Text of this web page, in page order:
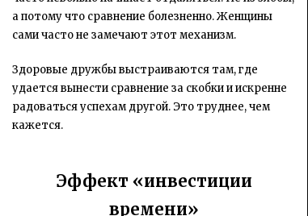
а потому что сравнение болезненно. Женщины
сами часто не замечают этот механизм.
Здоровые дружбы выстраиваются там, где
удается вынести сравнение за скобки и искренне
радоваться успехам другой. Это труднее, чем
кажется.
Эффект «инвестиции
времени»